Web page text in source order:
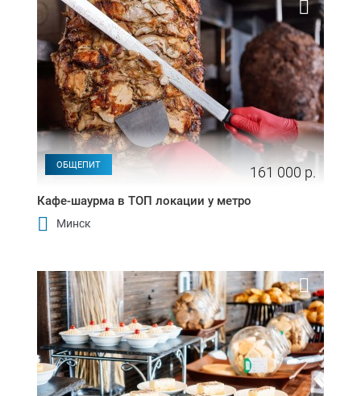
ОБЩЕПИТ 161 000 р.
Кафе-шаурма в ТОП локации у метро
Минск